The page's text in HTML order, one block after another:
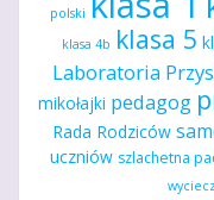
polski
klasa 4b klasa 5
Laboratoria
mikołajki pedagog
Rada Rodziców
uczniów szlachetna